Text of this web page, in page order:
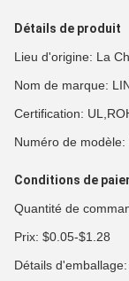
Détails de produit
Lieu d'origine: La
Nom de marque:
Certification:
Numéro de modèle:
Conditions de
Quantité de
Prix: $0.05-$1.28
Détails